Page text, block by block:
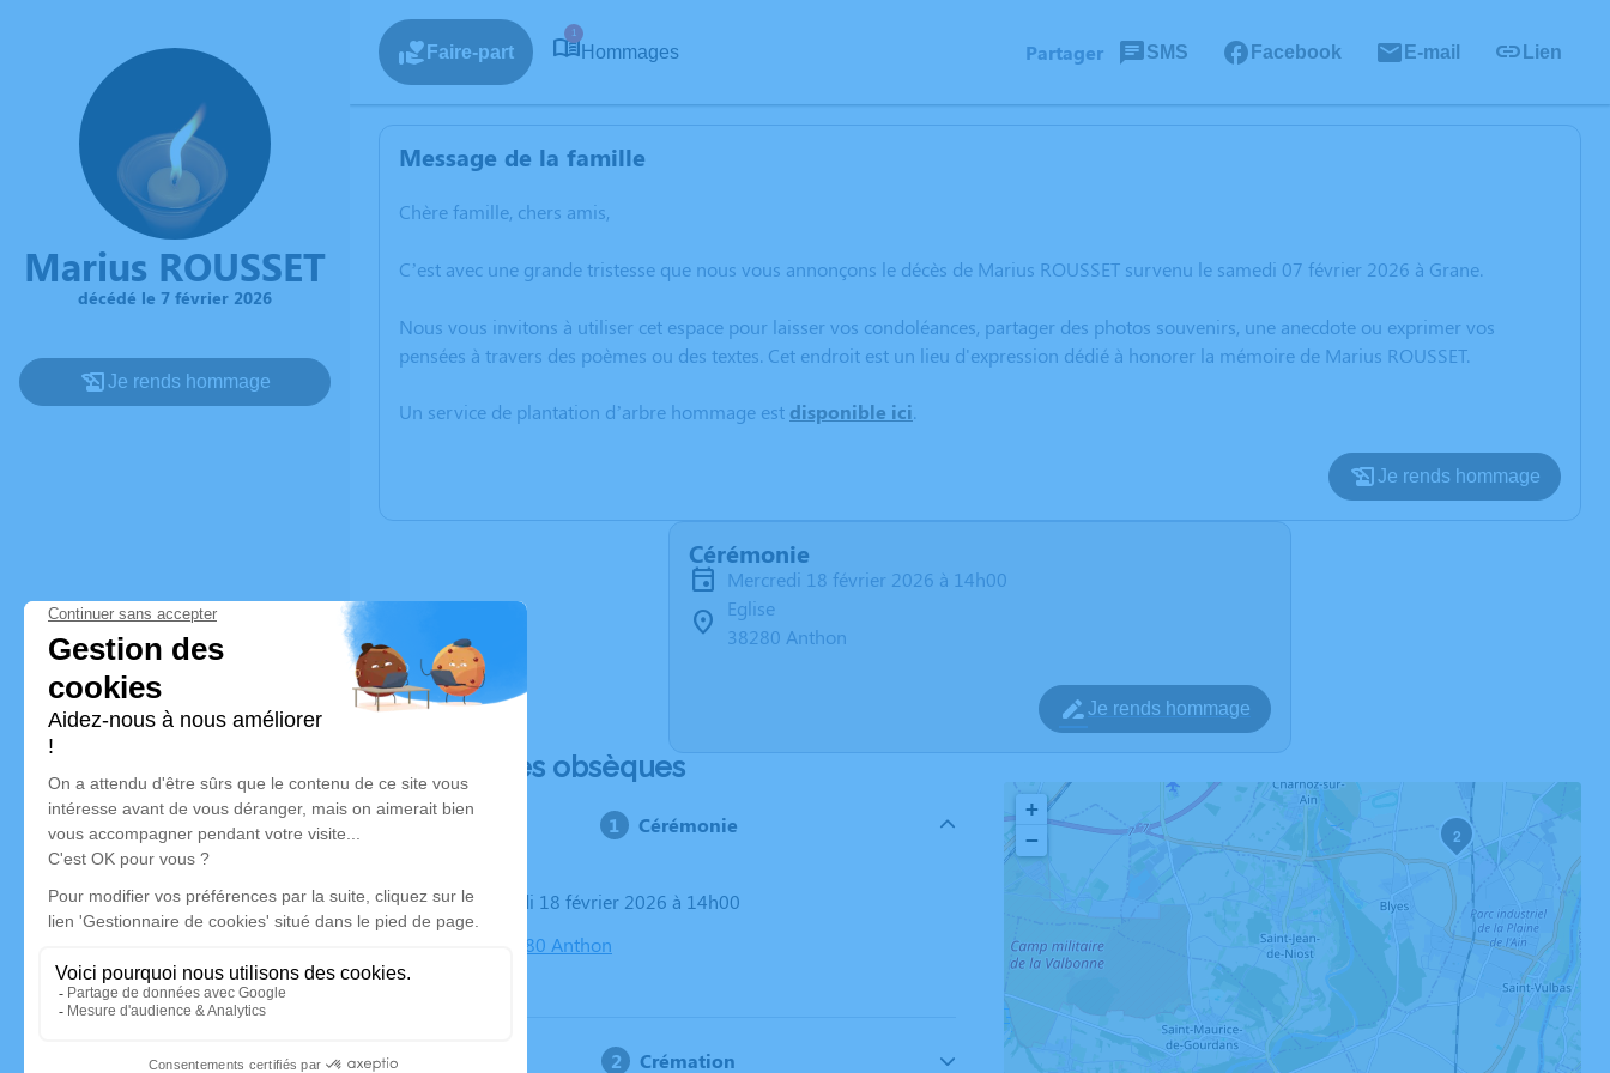
Marius ROUSSET
décédé le 7 février 2026
Je rends hommage
Faire-part
1
Hommages Partager SMS Facebook E-mail Lien
Message de la famille
Chère famille, chers amis,
C’est avec une grande tristesse que nous vous annonçons le décès de Marius ROUSSET survenu le samedi 07 février 2026 à Grane.
Nous vous invitons à utiliser cet espace pour laisser vos condoléances, partager des photos souvenirs, une anecdote ou exprimer vos
pensées à travers des poèmes ou des textes. Cet endroit est un lieu d'expression dédié à honorer la mémoire de Marius ROUSSET.
Un service de plantation d’arbre hommage est disponible ici.
Je rends hommage
Cérémonie
mercredi 18 février 2026 à 14h00
Eglise
38280 Anthon
Je rends hommage
Déroulé des obsèques
Cérémonie
Le mercredi 18 février 2026 à 14h00
Eglise, 38280 Anthon
Crémation
2
+
−